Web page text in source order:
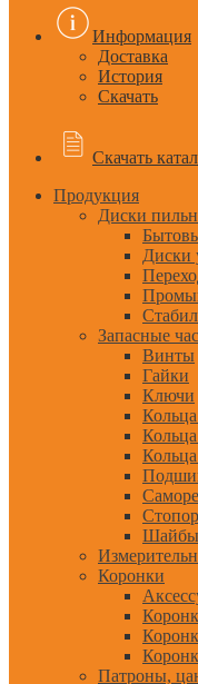
Информация
Доставка
История
Скачать
Скачать
Продукция
Диски
Диски
Запасные
Винты
Гайки
Ключи
Шайбы
Коронки
Патроны,